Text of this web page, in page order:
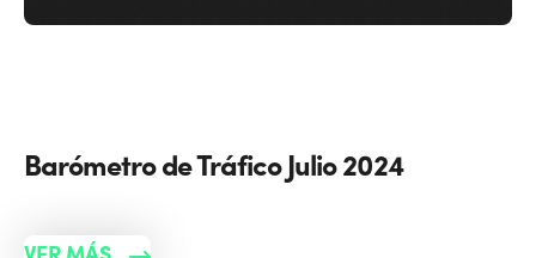
Barómetro de Tráfico Julio 2024